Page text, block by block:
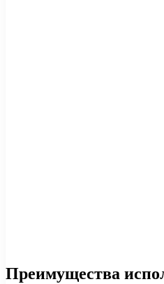
Преимущества